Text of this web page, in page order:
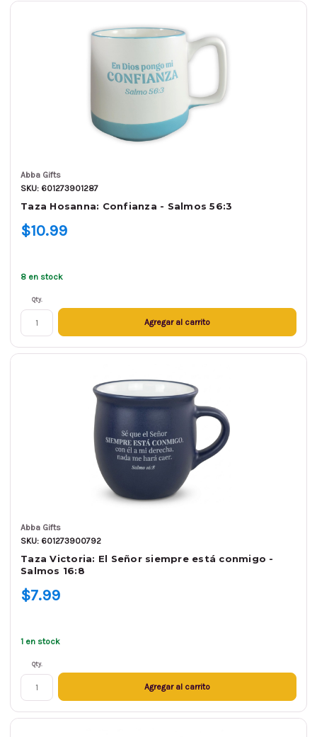
Abba Gifts
SKU: 601273901287
Taza Hosanna: Confianza - Salmos 56:3
$10.99
8 en stock
Qty.
Agregar al carrito
Abba Gifts
SKU: 601273900792
Taza Victoria: El Señor siempre está conmigo -
Salmos 16:8
$7.99
1 en stock
Qty.
Agregar al carrito